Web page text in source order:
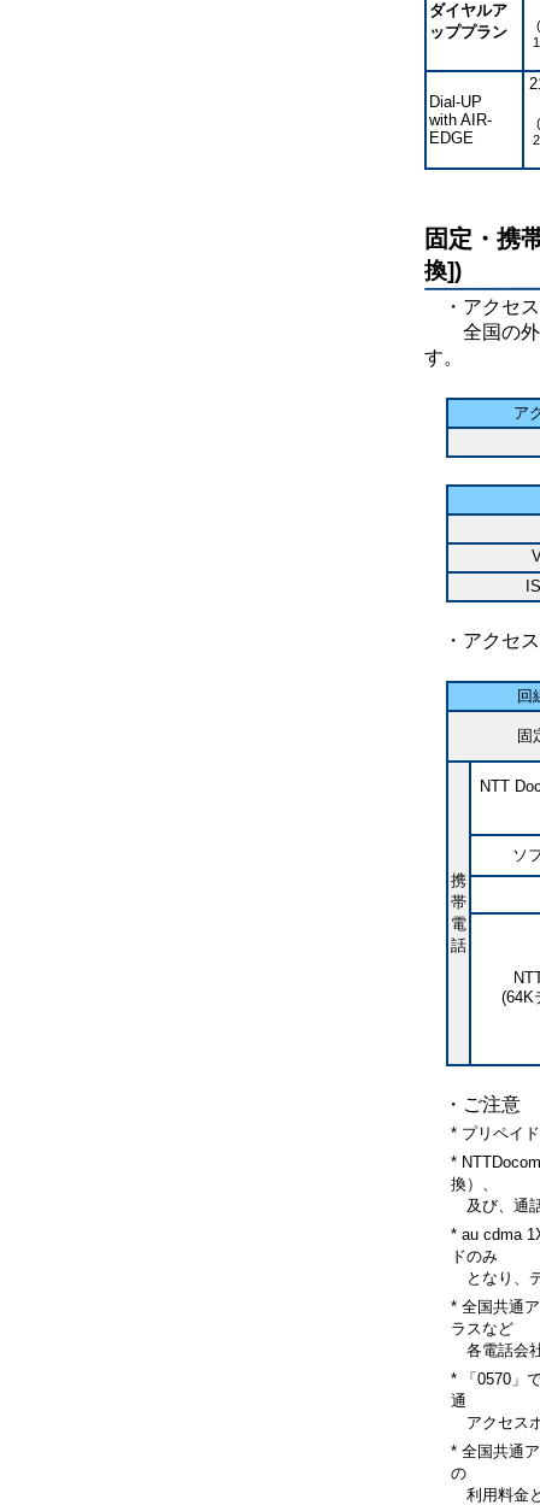
ダイヤルア
ッププラン
Dial-UP
with AIR-
EDGE
固定・携
換])
・アクセス
全国の外
す。
ア
・アクセス
回
固
携
帯
電
話
NTT
ソ
(64K
・ご注意
* プリペイ
*
換）、
及び、通
* au cdma
ドのみ
となり、
* 全国共通
ラスなど
各電話会
* 「0570」
通
アクセス
* 全国共通
の
利用料金